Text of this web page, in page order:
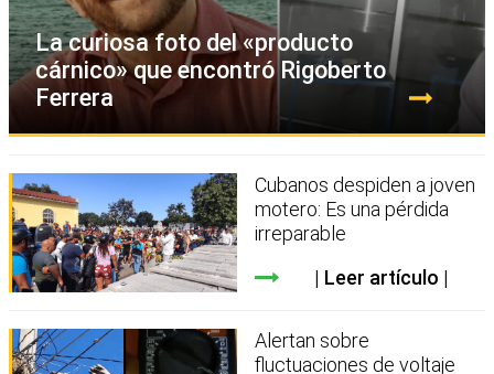
La curiosa foto del «producto
cárnico» que encontró Rigoberto
Ferrera
Cubanos despiden a joven
motero: Es una pérdida
irreparable
Leer artículo
Alertan sobre
fluctuaciones de voltaje